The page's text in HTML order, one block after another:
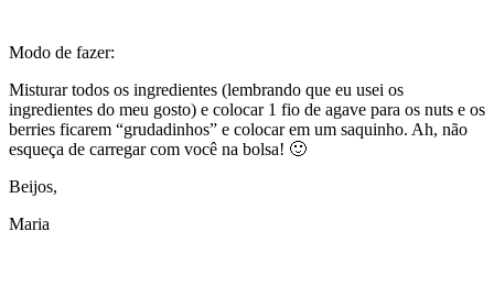
Modo de fazer:
Misturar todos os ingredientes (lembrando que eu usei os
ingredientes do meu gosto) e colocar 1 fio de agave para os nuts e os
berries ficarem “grudadinhos” e colocar em um saquinho. Ah, não
esqueça de carregar com você na bolsa! 🙂
Beijos,
Maria